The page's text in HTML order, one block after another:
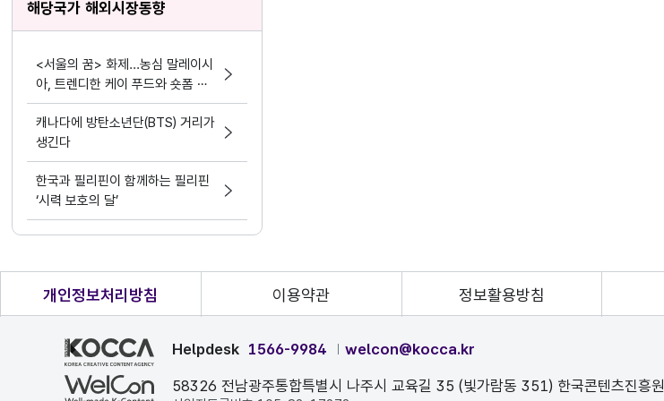
해당국가 해외시장동향
<서울의 꿈> 화제...농심 말레이시
아, 트렌디한 케이 푸드와 숏폼 마
케팅 결합
캐나다에 방탄소년단(BTS) 거리가
생긴다
한국과 필리핀이 함께하는 필리핀
‘시력 보호의 달’
개인정보처리방침 이용약관 정보활용방침
Helpdesk 1566-9984 welcon@kocca.kr
58326 전남광주통합특별시 나주시 교육길 35 (빛가람동 351) 한국콘텐츠진흥원